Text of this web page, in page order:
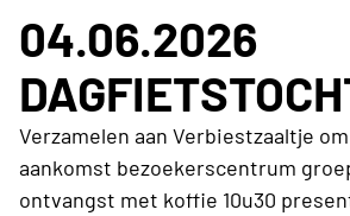
04.06.2026
Verzamelen aan Verbiestzaaltje om
aankomst bezoekerscentrum
ontvangst met koffie 10u30